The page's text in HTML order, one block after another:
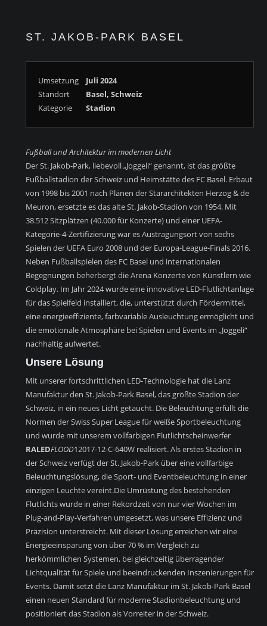
ST. JAKOB-PARK BASEL
Umsetzung
Juli 2024
Standort
Basel, Schweiz
Kategorie
Stadion
Fußball und Architektur im modernen Licht
Der St. Jakob-Park, liebevoll „Joggeli“ genannt, ist das größte
Fußballstadion der Schweiz und Heimstätte des FC Basel. Erbaut
von 1998 bis 2001 nach Plänen der Stararchitekten Herzog & de
Meuron, ersetzte es das alte St. Jakob-Stadion von 1954. Mit
38.512 Sitzplätzen (40.000 für Konzerte) und einer UEFA-
Kategorie-4-Zertifizierung war es Austragungsort von sechs
Spielen der UEFA Euro 2008 und der Europa-League-Finals 2016.
Neben Fußballspielen des FC Basel und internationalen
Begegnungen beherbergt die Arena Konzerte von Künstlern wie
Coldplay. Im Jahr 2024 wurde eine innovative LED-Flutlichtanlage
für das Spielfeld installiert, die, unterstützt durch Fördermittel,
eine energieeffiziente, farbvariable Ausleuchtung ermöglicht und
die emotionale Atmosphäre bei Spielen und Events im „Joggeli“
nachhaltig aufwertet.
Unsere Lösung
Mit unserer fortschrittlichen LED-Technologie hat die Lanz
Manufaktur den St. Jakob-Park Basel, das größte Stadion der
Schweiz, in ein neues Licht getaucht. Die Beleuchtung erfüllt die
Normen der Swiss Super League für weiße Sportbeleuchtung
und wurde mit unserem vollfarbigen Flutlichtscheinwerfer
RALEDFLOOD12017-12-C-640W realisiert. Als erstes Stadion in
der Schweiz verfügt der St. Jakob-Park über eine vollfarbige
Beleuchtungslösung, die Sport- und Eventbeleuchtung in einer
einzigen Leuchte vereint.Die Umrüstung des bestehenden
Flutlichts wurde in einer Rekordzeit von nur vier Wochen im
Plug-and-Play-Verfahren umgesetzt, was unsere Effizienz und
Präzision unterstreicht. Mit dieser Lösung erreichen wir eine
Energieeinsparung von über 70 % im Vergleich zu
herkömmlichen Systemen, bei gleichzeitig überragender
Lichtqualität für Spiele und beeindruckenden Inszenierungen für
Events. Damit setzt die Lanz Manufaktur im St. Jakob-Park Basel
einen neuen Standard für moderne Stadionbeleuchtung und
positioniert das Stadion als Vorreiter in der Schweiz.